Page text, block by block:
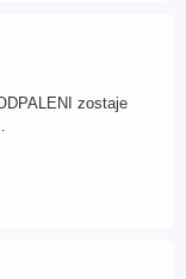
zostaje